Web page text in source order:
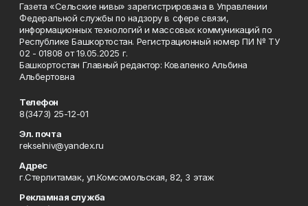
Газета «Сельские нивы» зарегистрирована в Управлении
Федеральной службы по надзору в сфере связи,
информационных технологий и массовых коммуникаций по
Республике Башкортостан. Регистрационный номер ПИ № ТУ
02 - 01808 от 19.05.2025 г.
Башкортостан Главный редактор: Коваленко Альбина
Альбертовна
Телефон
8(3473) 25-12-01
Эл. почта
rekselniv@yandex.ru
Адрес
г.Стерлитамак, ул.Комсомольская, 82, 3 этаж
Рекламная служба